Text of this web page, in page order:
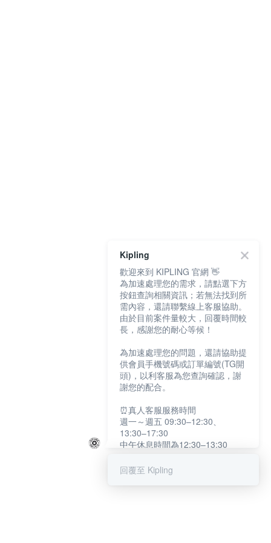
Kipling
歡迎來到 KIPLING 官網 👋
為加速處理您的需求，請點選下方
按鈕查詢相關資訊；若無法找到所
需內容，還請聯繫線上客服協助。
由於目前案件量較大，回覆時間較
長，感謝您的耐心等候！
為加速處理您的問題，還請協助提
供會員手機號碼或訂單編號(TG開
頭)，以利客服為您查詢確認，謝
謝您的配合。
⏰真人客服服務時間
週一～週五 09:30–12:30、
13:30–17:30
中午休息時間為12:30–13:30
提醒您：系統會自動已讀訊息，如
回覆至 Kipling